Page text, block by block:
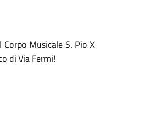
Musicale S. Pio X
di Via Fermi!